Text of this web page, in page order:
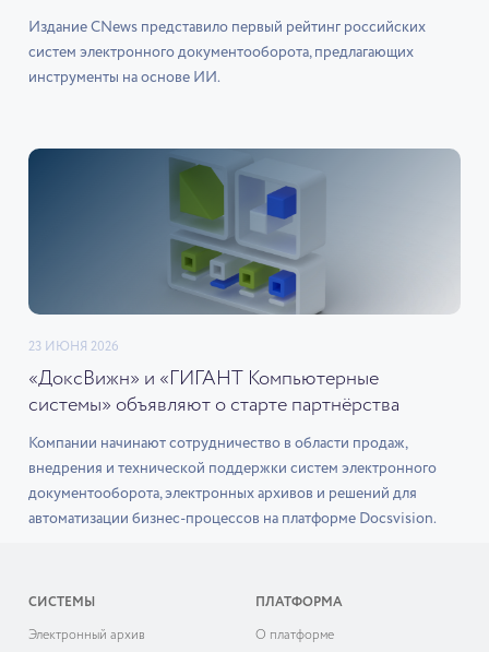
Издание CNews представило первый рейтинг российских
систем электронного документооборота, предлагающих
инструменты на основе ИИ.
23 ИЮНЯ 2026
«ДоксВижн» и «ГИГАНТ Компьютерные
системы» объявляют о старте партнёрства
Компании начинают сотрудничество в области продаж,
внедрения и технической поддержки систем электронного
документооборота, электронных архивов и решений для
автоматизации бизнес-процессов на платформе Docsvision.
СИСТЕМЫ
Электронный архив
ПЛАТФОРМА
О платформе